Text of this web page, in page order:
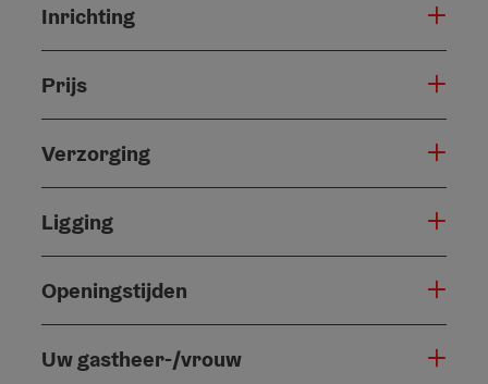
Inrichting
Prijs
Verzorging
Ligging
Openingstijden
Uw gastheer-/vrouw